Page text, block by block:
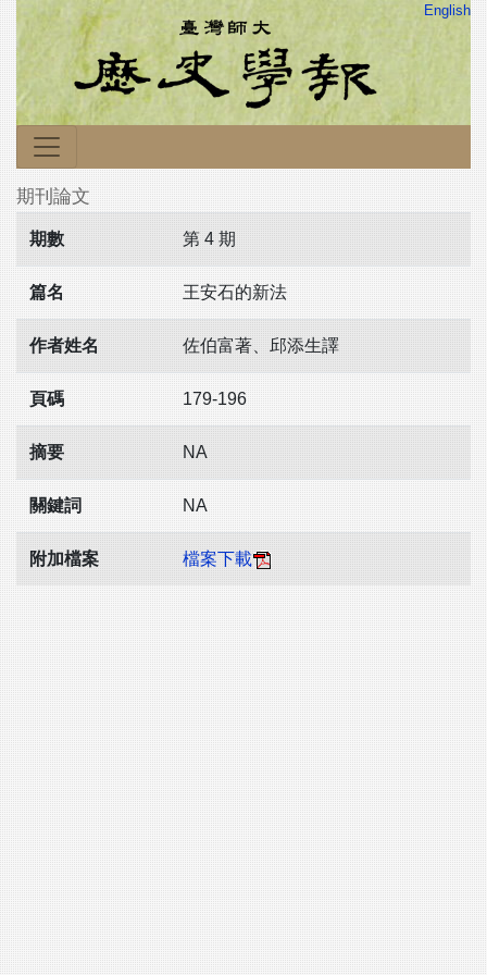
English
期刊論文
期數 第 4 期
篇名 王安石的新法
作者姓名 佐伯富著、邱添生譯
頁碼 179-196
摘要 NA
關鍵詞 NA
附加檔案 檔案下載